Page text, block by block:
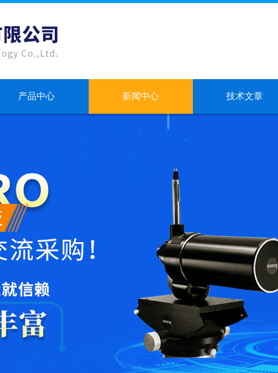
产品中心 新闻中心 技术文章